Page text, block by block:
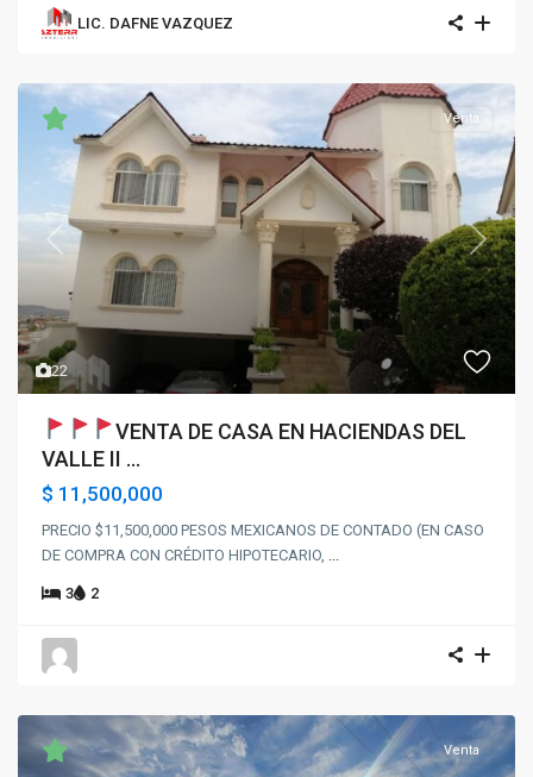
LIC. DAFNE VAZQUEZ
22
Previous Next
Venta
VENTA DE CASA EN HACIENDAS DEL
VALLE II ...
$ 11,500,000
PRECIO $11,500,000 PESOS MEXICANOS DE CONTADO (EN CASO
DE COMPRA CON CRÉDITO HIPOTECARIO, ...
3 2
Venta